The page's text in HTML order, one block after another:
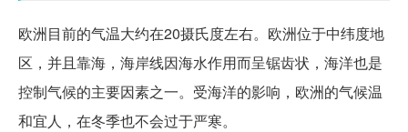
欧洲目前的气温大约在20摄氏度左右。欧洲位于中纬度地
区，并且靠海，海岸线因海水作用而呈锯齿状，海洋也是
控制气候的主要因素之一。受海洋的影响，欧洲的气候温
和宜人，在冬季也不会过于严寒。